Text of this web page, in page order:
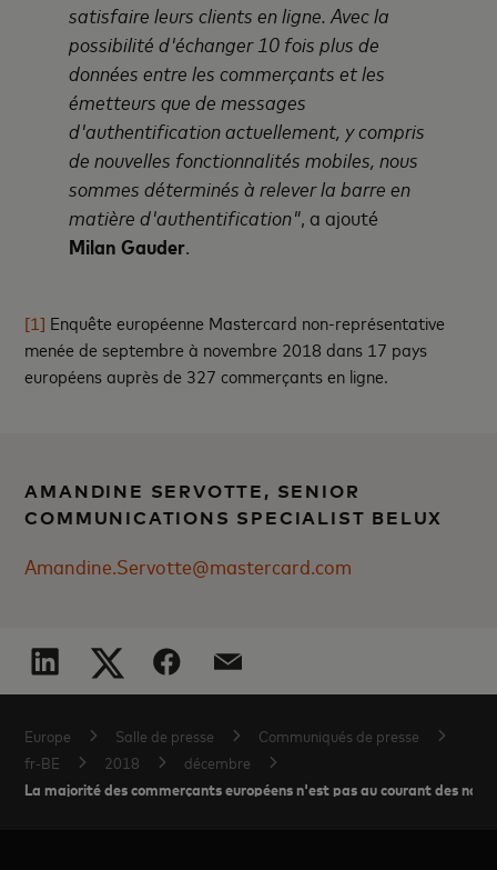
satisfaire leurs clients en ligne. Avec la
possibilité d'échanger 10 fois plus de
données entre les commerçants et les
émetteurs que de messages
d'authentification actuellement, y compris
de nouvelles fonctionnalités mobiles, nous
sommes déterminés à relever la barre en
matière d'authentification", a ajouté
Milan Gauder.
[1] Enquête européenne Mastercard non-représentative
menée de septembre à novembre 2018 dans 17 pays
européens auprès de 327 commerçants en ligne.
AMANDINE SERVOTTE, SENIOR
COMMUNICATIONS SPECIALIST BELUX
Amandine.Servotte@mastercard.com
Europe Salle de presse
Communiqués de presse
fr-BE
2018 décembre
La majorité des commerçants européens n'est pas au courant des